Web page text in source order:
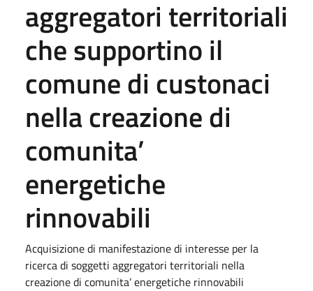
aggregatori territoriali
che supportino il
comune di custonaci
nella creazione di
comunita’
energetiche
rinnovabili
Acquisizione di manifestazione di interesse per la
ricerca di soggetti aggregatori territoriali nella
creazione di comunita’ energetiche rinnovabili